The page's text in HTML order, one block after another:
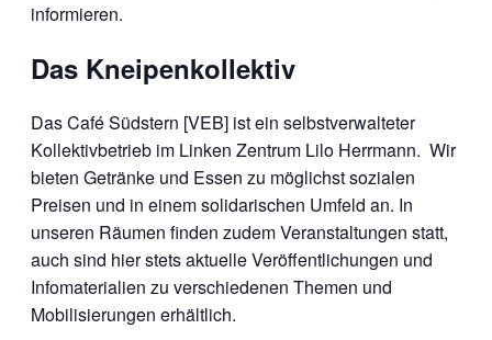
informieren.
Das Kneipenkollektiv
Das Café Südstern [VEB] ist ein selbstverwalteter
Kollektivbetrieb im Linken Zentrum Lilo Herrmann. Wir
bieten Getränke und Essen zu möglichst sozialen
Preisen und in einem solidarischen Umfeld an. In
unseren Räumen finden zudem Veranstaltungen statt,
auch sind hier stets aktuelle Veröffentlichungen und
Infomaterialien zu verschiedenen Themen und
Mobilisierungen erhältlich.